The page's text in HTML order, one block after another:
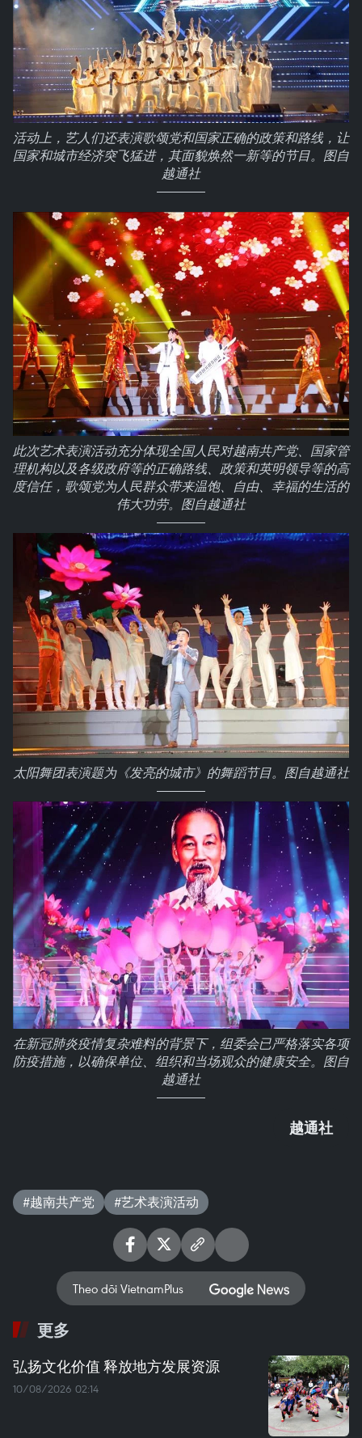
活动上，艺人们还表演歌颂党和国家正确的政策和路线，让
国家和城市经济突飞猛进，其面貌焕然一新等的节目。图自
越通社
此次艺术表演活动充分体现全国人民对越南共产党、国家管
理机构以及各级政府等的正确路线、政策和英明领导等的高
度信任，歌颂党为人民群众带来温饱、自由、幸福的生活的
伟大功劳。图自越通社
太阳舞团表演题为《发亮的城市》的舞蹈节目。图自越通社
在新冠肺炎疫情复杂难料的背景下，组委会已严格落实各项
防疫措施，以确保单位、组织和当场观众的健康安全。图自
越通社
越通社
#越南共产党 #艺术表演活动
Theo dõi VietnamPlus
更多
弘扬文化价值 释放地方发展资源
10/08/2026 02:14